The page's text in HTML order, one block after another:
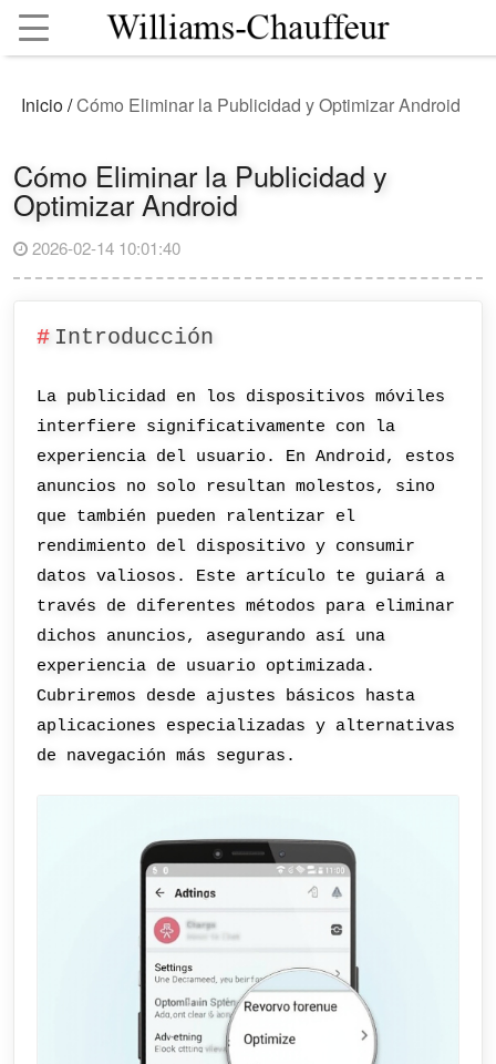
Inicio/Cómo Eliminar la Publicidad y Optimizar Android
Cómo Eliminar la Publicidad y
Optimizar Android
2026-02-14 10:01:40
Introducción
La publicidad en los dispositivos móviles
interfiere significativamente con la
experiencia del usuario. En Android, estos
anuncios no solo resultan molestos, sino
que también pueden ralentizar el
rendimiento del dispositivo y consumir
datos valiosos. Este artículo te guiará a
través de diferentes métodos para eliminar
dichos anuncios, asegurando así una
experiencia de usuario optimizada.
Cubriremos desde ajustes básicos hasta
aplicaciones especializadas y alternativas
de navegación más seguras.